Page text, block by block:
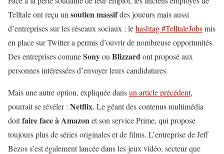
Telltale ont reçu un soutien massifdes joueurs mais aussi
d’entreprises sur les réseaux sociaux ; lehashtag #TelltaleJobsmis
en place sur Twitter a permis d’ouvrir de nombreuse opportunités.
Des entreprises commeSonyou Blizzardont proposé aux
personnes intéressées d’envoyer leurs candidatures.
Mais une autre option, expliquée dansun article précédent,
pourrait se révéler : Netflix. Le géant des contenus multimédia
doitfaire face à Amazonet son service Prime, qui propose
toujours plus de séries originales et de films. L’entreprise de Jeff
Bezos s’est également lancée dans les jeux vidéo, secteur que